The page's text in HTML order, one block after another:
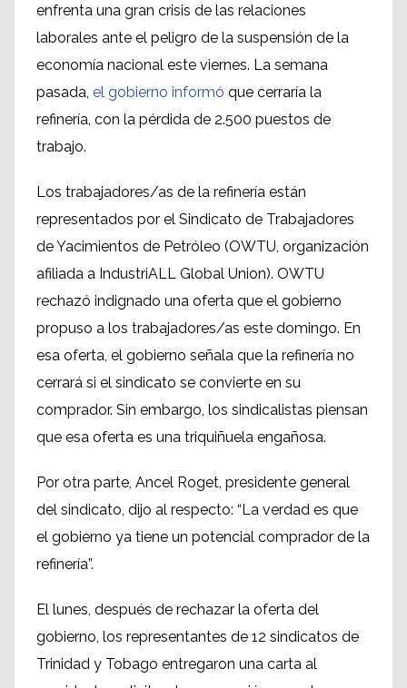
enfrenta una gran crisis de las relaciones
laborales ante el peligro de la suspensión de la
economía nacional este viernes. La semana
pasada, el gobierno informó que cerraría la
refinería, con la pérdida de 2.500 puestos de
trabajo.
Los trabajadores/as de la refinería están
representados por el Sindicato de Trabajadores
de Yacimientos de Petróleo (OWTU, organización
afiliada a IndustriALL Global Union). OWTU
rechazó indignado una oferta que el gobierno
propuso a los trabajadores/as este domingo. En
esa oferta, el gobierno señala que la refinería no
cerrará si el sindicato se convierte en su
comprador. Sin embargo, los sindicalistas piensan
que esa oferta es una triquiñuela engañosa.
Por otra parte, Ancel Roget, presidente general
del sindicato, dijo al respecto: “La verdad es que
el gobierno ya tiene un potencial comprador de la
refinería”.
El lunes, después de rechazar la oferta del
gobierno, los representantes de 12 sindicatos de
Trinidad y Tobago entregaron una carta al